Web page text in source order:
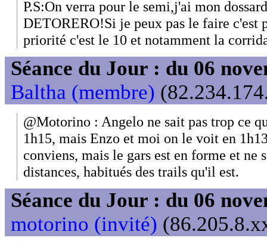
P.S:On verra pour le semi,j'ai mon
DETORERO!Si je peux pas le faire c'est
priorité c'est le 10 et notamment la
Séance du Jour : du 06
Baltha (membre)
@Motorino : Angelo ne sait pas trop ce
1h15, mais Enzo et moi on le voit en
conviens, mais le gars est en forme et ne
distances, habitués des trails qu'il est.
Séance du Jour : du 06
motorino (invité)